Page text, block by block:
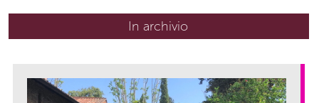
In archivio